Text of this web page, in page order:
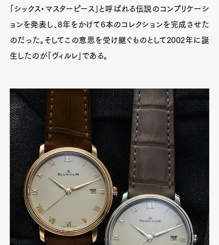
「シックス・マスターピース」と呼ばれる伝説のコンプリケーシ
ョンを発表し、8年をかけて6本のコレクションを完成させた
のだった。そしてこの意思を受け継ぐものとして2002年に誕
生したのが「ヴィルレ」である。